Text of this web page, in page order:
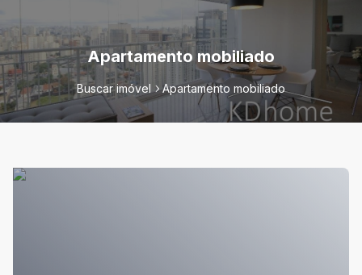
Apartamento mobiliado
Buscar imóvel Apartamento mobiliado